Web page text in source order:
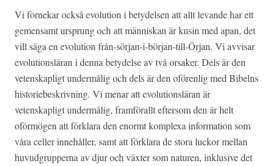
Vi förnekar också evolution i betydelsen att allt levande har ett
gemensamt ursprung och att människan är kusin med apan, det
vill säga en evolution från-sörjan-i-början-till-Örjan. Vi avvisar
evolutionsläran i denna betydelse av två orsaker. Dels är den
vetenskapligt undermålig och dels är den oförenlig med Bibelns
historiebeskrivning. Vi menar att evolutionsläran är
vetenskapligt undermålig, framförallt eftersom den är helt
oförmögen att förklara den enormt komplexa information som
våra celler innehåller, samt att förklara de stora luckor mellan
huvudgrupperna av djur och växter som naturen, inklusive det